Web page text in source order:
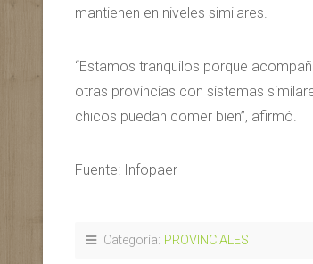
mantienen en niveles similares.
“Estamos tranquilos porque
otras provincias con sistemas
chicos puedan comer bien”, afirmó.
Fuente: Infopaer
Categoría: PROVINCIALES